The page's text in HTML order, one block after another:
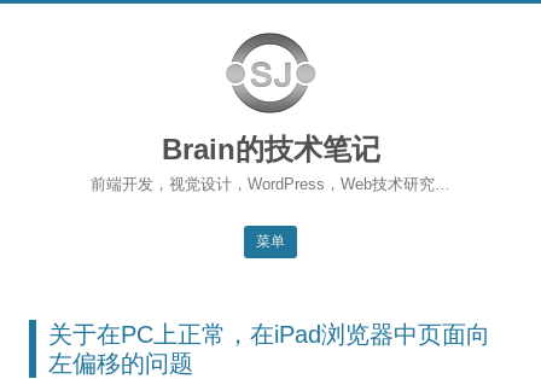
Brain的技术笔记
前端开发，视觉设计，WordPress，Web技术研究…
菜单
博客首页
关于在PC上正常，在iPad浏览器中页面向
左偏移的问题